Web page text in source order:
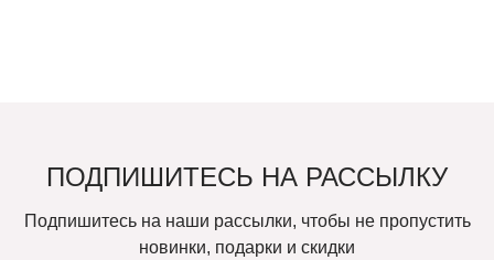
ПОДПИШИТЕСЬ НА РАССЫЛКУ
Подпишитесь на наши рассылки, чтобы не пропустить
новинки, подарки и скидки